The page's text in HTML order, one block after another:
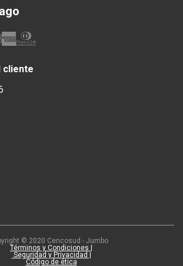
cliente
© 2020 Cencosud - Jumbo
Términos y Condiciones |
Seguridad y Privacidad |
Código de ética